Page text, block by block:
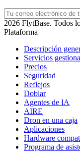
2026 FlytBase. Todos
Plataforma
Descripción
Servicios
Precios
Seguridad
Reflejos
Doblar
Agentes de IA
AIRE
Dron en una caja
Aplicaciones
Hardware
Programa de